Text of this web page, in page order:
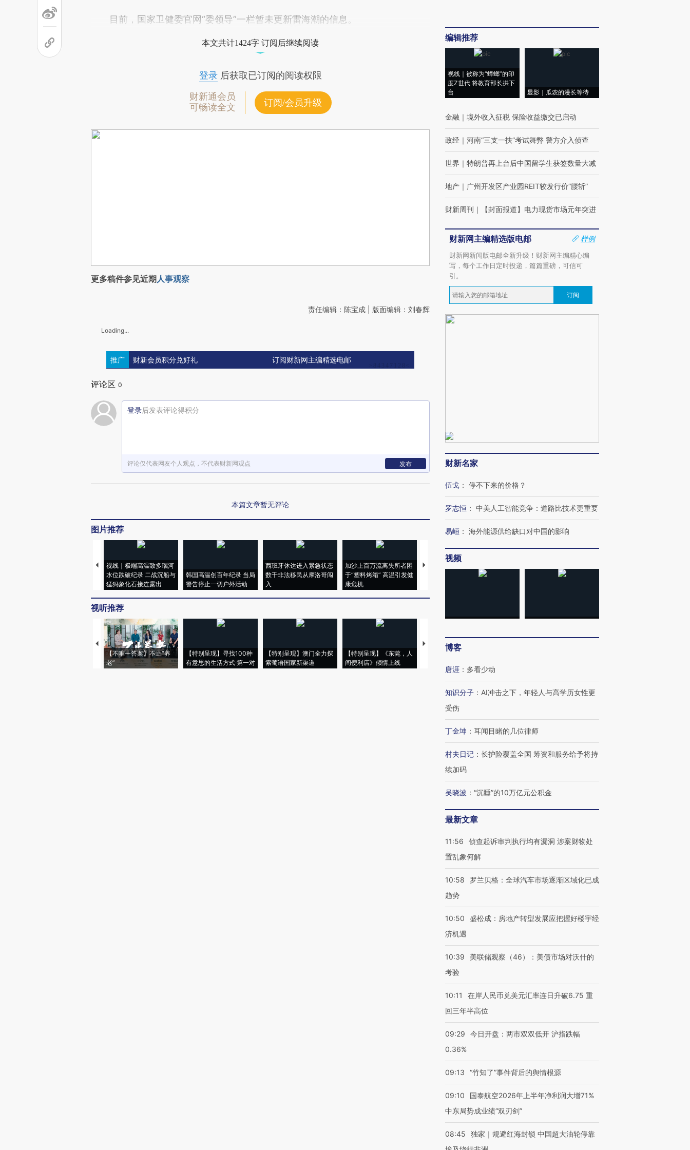
目前，国家卫健委官网“委领导”一栏暂未更新雷海潮的信息。
本文共计1424字 订阅后继续阅读
登录后获取已订阅的阅读权限
财新通会员
可畅读全文
订阅/会员升级
更多稿件参见近期人事观察
责任编辑：陈宝成 | 版面编辑：刘春辉
Loading...
推广 财新会员积分兑好礼 订阅财新网主编精选电邮
评论区 0
登录后发表评论得积分
评论仅代表网友个人观点，不代表财新网观点 发布
本篇文章暂无评论
图片推荐
视线｜极端高温致多瑙河
水位跌破纪录 二战沉船与
猛犸象化石接连露出
韩国高温创百年纪录 当局
警告停止一切户外活动
西班牙休达进入紧急状态
数千非法移民从摩洛哥闯
入
加沙上百万流离失所者困
于“塑料烤箱” 高温引发健
康危机
马航飞行员跨国走私7万
粒摇头丸 尿检体内含3种
泽连斯基密集出访美英 索
视听推荐
【不唯一答案】不止“养
老”
【特别呈现】寻找100种
有意思的生活方式·第一对
【特别呈现】澳门全力探
索葡语国家新渠道
【特别呈现】《东莞，人
间便利店》倾情上线
【推广】走进第四届链博
会，让数智科技“链”接产
编辑推荐
视线｜被称为“蟑螂”的印
度Z世代 将教育部长拱下
台
显影｜瓜农的漫长等待
金融 ｜ 境外收入征税 保险收益缴交已启动
政经 ｜ 河南“三支一扶”考试舞弊 警方介入侦查
世界 ｜ 特朗普再上台后中国留学生获签数量大减
地产 ｜ 广州开发区产业园REIT较发行价“腰斩”
财新周刊 ｜ 【封面报道】电力现货市场元年突进
财新网主编精选版电邮
样例
财新网新闻版电邮全新升级！财新网主编精心编
写，每个工作日定时投递，篇篇重磅，可信可
引。
订阅
财新名家
伍戈 ： 停不下来的价格？
罗志恒 ： 中美人工智能竞争：道路比技术更重要
易峘 ： 海外能源供给缺口对中国的影响
视频
博客
唐涯 ： 多看少动
知识分子 ： AI冲击之下，年轻人与高学历女性更
受伤
丁金坤 ： 耳闻目睹的几位律师
村夫日记 ： 长护险覆盖全国 筹资和服务给予将持
续加码
吴晓波 ： “沉睡”的10万亿元公积金
最新文章
11:56
侦查起诉审判执行均有漏洞 涉案财物处
置乱象何解
10:58
罗兰贝格：全球汽车市场逐渐区域化已成
趋势
10:50
盛松成：房地产转型发展应把握好楼宇经
济机遇
10:39
美联储观察（46）：美债市场对沃什的
考验
10:11
在岸人民币兑美元汇率连日升破6.75 重
回三年半高位
09:29
今日开盘：两市双双低开 沪指跌幅
0.36%
09:13 “竹知了”事件背后的舆情根源
09:10
国泰航空2026年上半年净利润大增71%
中东局势成业绩“双刃剑”
08:45
独家｜规避红海封锁 中国超大油轮停靠